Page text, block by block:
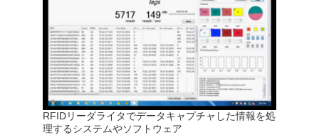
RFIDリーダライタでデータキャプチャした情報を処
理するシステムやソフトウェア